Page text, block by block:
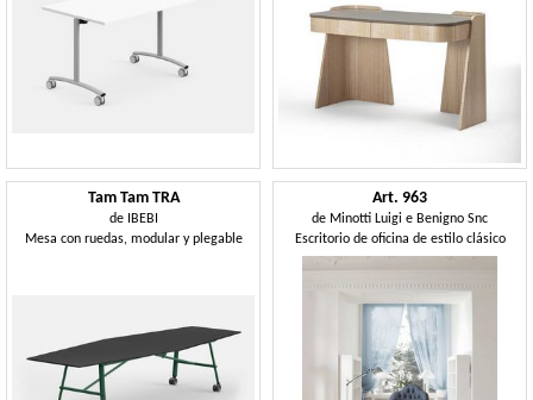
Tam Tam TRA
de
IBEBI
Mesa con ruedas, modular y plegable
Art. 963
de Minotti Luigi e Benigno Snc
Escritorio de oficina de estilo clásico